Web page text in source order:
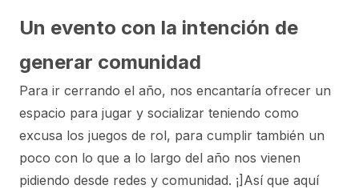
Un evento con la intención de
generar comunidad
Para ir cerrando el año, nos encantaría ofrecer un
espacio para jugar y socializar teniendo como
excusa los juegos de rol, para cumplir también un
poco con lo que a lo largo del año nos vienen
pidiendo desde redes y comunidad. ¡]Así que aquí